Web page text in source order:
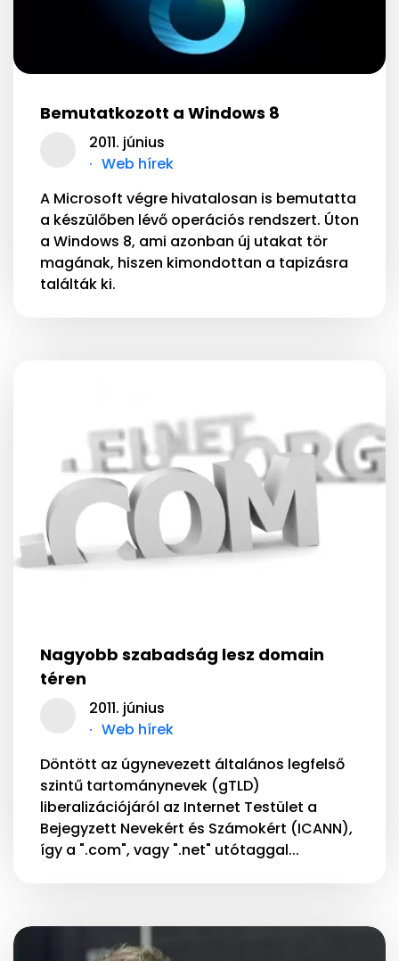
Bemutatkozott a Windows 8
2011. június
Web hírek
A Microsoft végre hivatalosan is bemutatta
a készülőben lévő operációs rendszert. Úton
a Windows 8, ami azonban új utakat tör
magának, hiszen kimondottan a tapizásra
találták ki.
Nagyobb szabadság lesz domain
téren
2011. június
Web hírek
Döntött az úgynevezett általános legfelső
szintű tartománynevek (gTLD)
liberalizációjáról az Internet Testület a
Bejegyzett Nevekért és Számokért (ICANN),
így a ".com", vagy ".net" utótaggal...